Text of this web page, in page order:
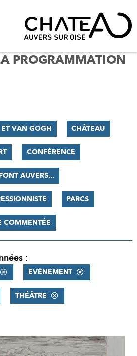
PROGRAMMATION
ET VAN GOGH CHÂTEAU
CONFÉRENCE
AUVERS...
PARCS
COMMENTÉE
:
EVÈNEMENT
THÉÂTRE